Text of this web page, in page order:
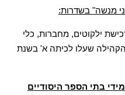
מנשה" בשדרות:
2024 בעיקר ברכישת ילקוטים, מחברות, כלי
ות מבני הקהילה שעלו לכיתה א' בשנת
בתי הספר היסודיים